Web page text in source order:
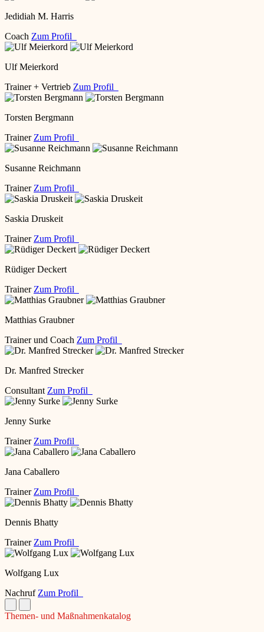
Jedidiah M. Harris
Coach Zum Profil
Ulf Meierkord
Trainer + Vertrieb Zum Profil
Torsten Bergmann
Trainer Zum Profil
Susanne Reichmann
Trainer Zum Profil
Saskia Druskeit
Trainer Zum Profil
Rüdiger Deckert
Trainer Zum Profil
Matthias Graubner
Trainer und Coach Zum Profil
Dr. Manfred Strecker
Consultant Zum Profil
Jenny Surke
Trainer Zum Profil
Jana Caballero
Trainer Zum Profil
Dennis Bhatty
Trainer Zum Profil
Wolfgang Lux
Nachruf Zum Profil
Themen- und Maßnahmenkatalog